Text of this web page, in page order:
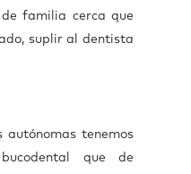
familia cerca que
suplir al dentista
autónomas tenemos
que de